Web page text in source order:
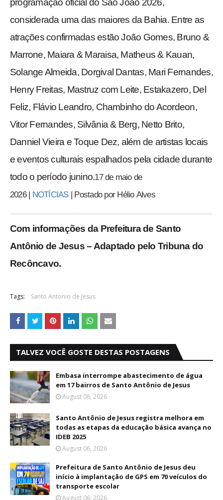
considerada uma das maiores da Bahia. Entre as
atrações confirmadas estão João Gomes, Bruno &
Marrone, Maiara & Maraisa, Matheus & Kauan,
Solange Almeida, Dorgival Dantas, Mari Fernandes,
Henry Freitas, Mastruz com Leite, Estakazero, Del
Feliz, Flávio Leandro, Chambinho do Acordeon,
Vitor Fernandes, Silvânia & Berg, Netto Brito,
Danniel Vieira e Toque Dez, além de artistas locais
e eventos culturais espalhados pela cidade durante
todo o período junino.17 de maio de
2026 | NOTÍCIAS | Postado por Hélio Alves
Com informações da Prefeitura de Santo
Antônio de Jesus – Adaptado pelo Tribuna do
Recôncavo.
Tags: Santo Antonio de Jesus
TALVEZ VOCÊ GOSTE DESTAS POSTAGENS
Embasa interrompe abastecimento de água
em 17 bairros de Santo Antônio de Jesus
August 08, 2026
Santo Antônio de Jesus registra melhora em
todas as etapas da educação básica avança no
IDEB 2025
August 06, 2026
Prefeitura de Santo Antônio de Jesus deu
início à implantação de GPS em 70 veículos do
transporte escolar
August 06, 2026